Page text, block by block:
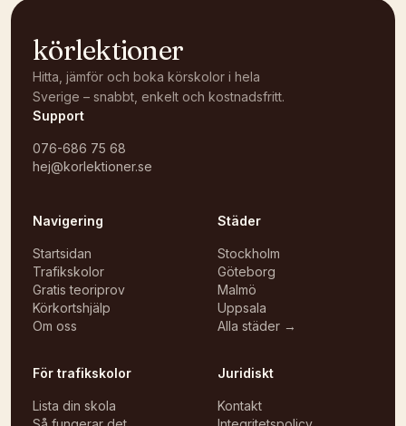
körlektioner
Hitta, jämför och boka körskolor i hela
Sverige – snabbt, enkelt och kostnadsfritt.
Support
076-686 75 68
hej@korlektioner.se
Navigering
Startsidan
Trafikskolor
Gratis teoriprov
Körkortshjälp
Om oss
Städer
Stockholm
Göteborg
Malmö
Uppsala
Alla städer →
För trafikskolor
Lista din skola
Juridiskt
Kontakt